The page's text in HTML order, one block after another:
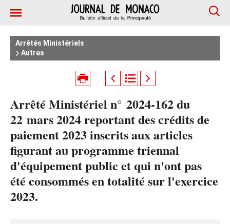
Arrêtés Ministériels
Autres
Arrêté Ministériel n° 2024‑162 du
22 mars 2024 reportant des crédits de
paiement 2023 inscrits aux articles
figurant au programme triennal
d'équipement public et qui n'ont pas
été consommés en totalité sur l'exercice
2023.